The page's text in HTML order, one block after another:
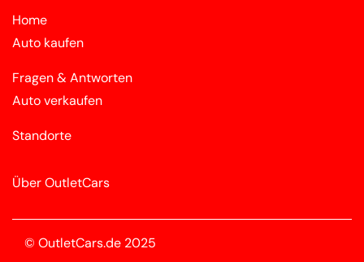
Home
Auto kaufen
Fragen & Antworten
Auto verkaufen
Standorte
Über OutletCars
© OutletCars.de 2025